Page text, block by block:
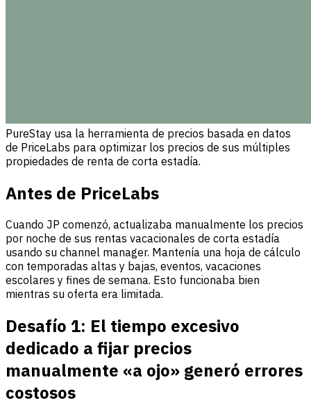
PureStay usa la herramienta de precios basada en datos
de PriceLabs para optimizar los precios de sus múltiples
propiedades de renta de corta estadía.
Antes de PriceLabs
Cuando JP comenzó, actualizaba manualmente los precios
por noche de sus rentas vacacionales de corta estadía
usando su channel manager. Mantenía una hoja de cálculo
con temporadas altas y bajas, eventos, vacaciones
escolares y fines de semana. Esto funcionaba bien
mientras su oferta era limitada.
Desafío 1: El tiempo excesivo
dedicado a fijar precios
manualmente «a ojo» generó errores
costosos